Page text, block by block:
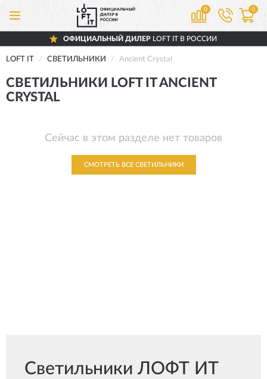
0 0
ОФИЦИАЛЬНЫЙ ДИЛЕРLOFT IT В РОССИИ
LOFT IT СВЕТИЛЬНИКИ Ancient Crystal
СВЕТИЛЬНИКИ LOFT IT ANCIENT
CRYSTAL
Сейчас в этом разделе нет товаров
СМОТРЕТЬ ВСЕ СВЕТИЛЬНИКИ
Светильники ЛОФТ ИТ